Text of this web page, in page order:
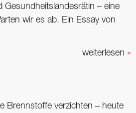
Gesundheitslandesrätin – eine
wir es ab. Ein Essay von
weiterlesen »
Brennstoffe verzichten – heute